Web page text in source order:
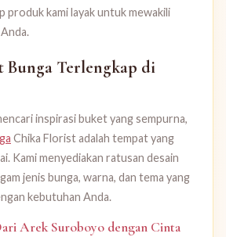
produk kami layak untuk mewakili
Bunga Terlengkap di
inspirasi buket yang sempurna,
Chika Florist adalah tempat yang
Kami menyediakan ratusan desain
jenis bunga, warna, dan tema yang
kebutuhan Anda.
Arek Suroboyo dengan Cinta